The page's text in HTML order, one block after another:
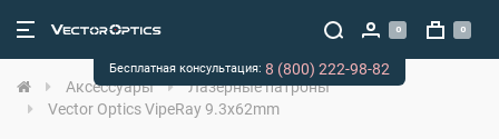
0 0
Аксессуары
Лазерные патроны
Vector Optics VipeRay 9.3x62mm
Бесплатная консультация: 8 (800) 222-98-82